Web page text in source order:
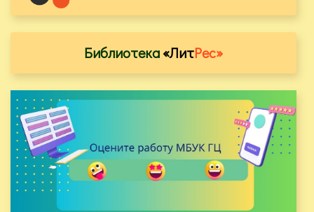
Библиотека«ЛитРес»